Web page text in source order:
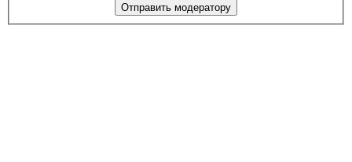
Отправить модератору